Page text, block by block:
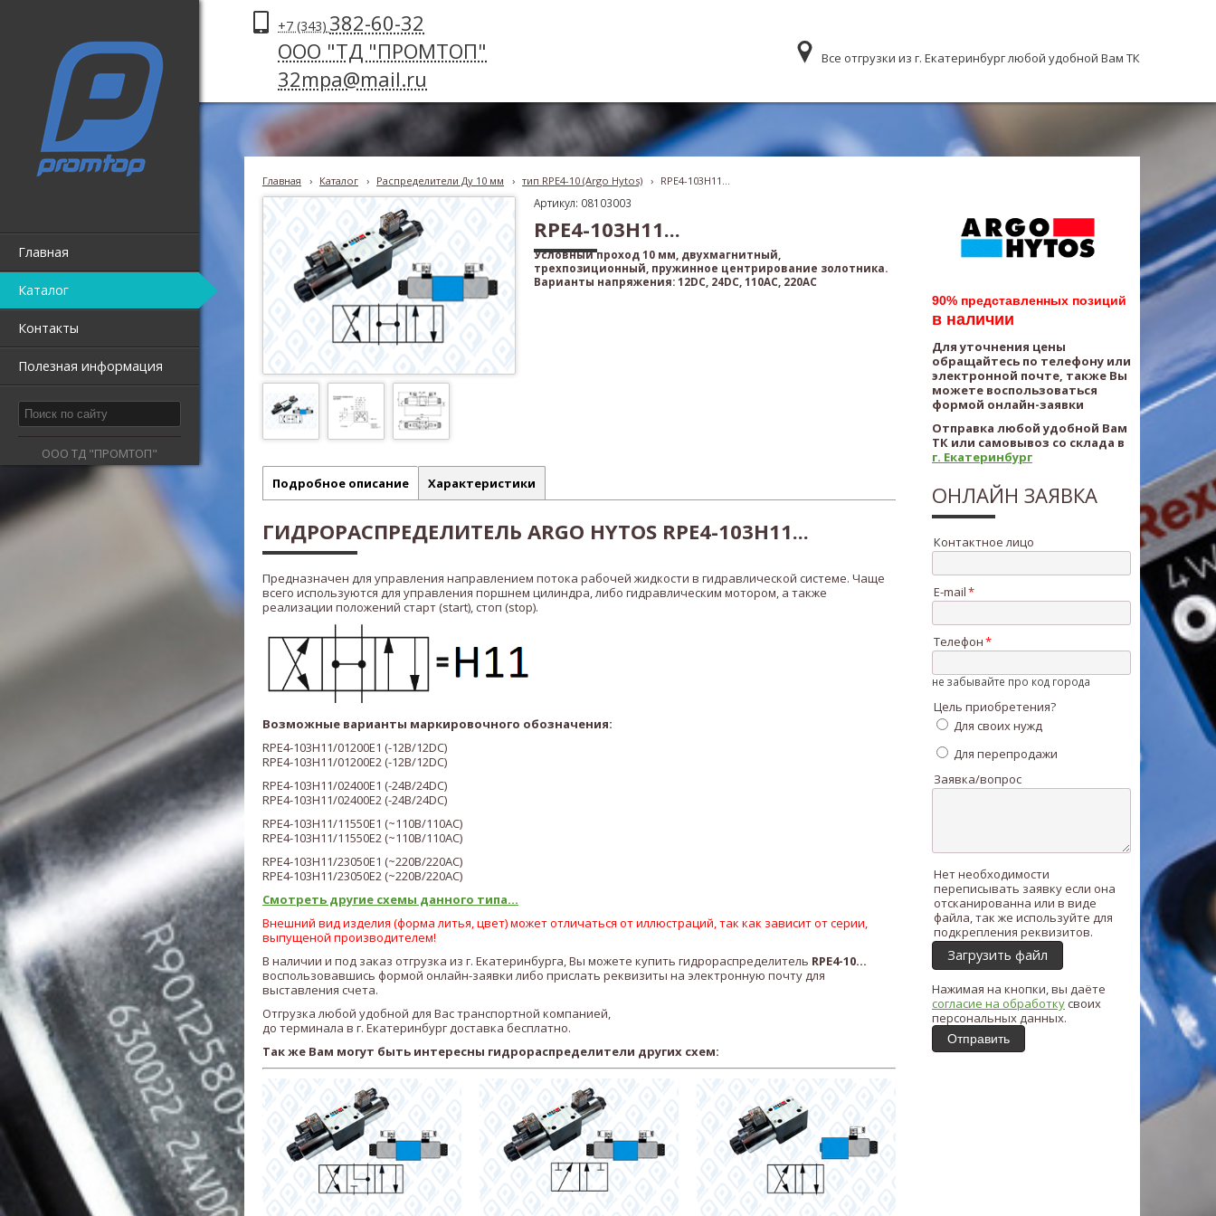
Главная
Каталог
Контакты
Полезная информация
ООО ТД "ПРОМТОП"
+7 (343) 382-60-32
ООО "ТД "ПРОМТОП"
32mpa@mail.ru
Все отгрузки из г. Екатеринбург любой удобной Вам ТК
Главная › Каталог › Распределители Ду 10 мм › тип RPE4-10 (Argo Hytos) › RPE4-103H11...
Артикул: 08103003
RPE4-103H11...
Условный проход 10 мм, двухмагнитный,
трехпозиционный, пружинное центрирование золотника.
Варианты напряжения: 12DC, 24DC, 110AC, 220AC
Подробное описание Характеристики
ГИДРОРАСПРЕДЕЛИТЕЛЬ ARGO HYTOS RPE4-103H11...
Предназначен для управления направлением потока рабочей жидкости в гидравлической системе. Чаще
всего используются для управления поршнем цилиндра, либо гидравлическим мотором, а также
реализации положений старт (start), стоп (stop).
Возможные варианты маркировочного обозначения:
RPE4-103H11/01200E1 (-12В/12DC)
RPE4-103H11/01200E2 (-12В/12DC)
RPE4-103H11/02400E1 (-24В/24DC)
RPE4-103H11/02400E2 (-24В/24DC)
RPE4-103H11/11550E1 (~110В/110AC)
RPE4-103H11/11550E2 (~110В/110AC)
RPE4-103H11/23050E1 (~220В/220AC)
RPE4-103H11/23050E2 (~220В/220AC)
Смотреть другие схемы данного типа...
Внешний вид изделия (форма литья, цвет) может отличаться от иллюстраций, так как зависит от серии,
выпущеной производителем!
В наличии и под заказ отгрузка из г. Екатеринбурга, Вы можете купить гидрораспределитель RPE4-10...
воспользовавшись формой онлайн-заявки либо прислать реквизиты на электронную почту для
выставления счета.
Отгрузка любой удобной для Вас транспортной компанией,
до терминала в г. Екатеринбург доставка бесплатно.
Так же Вам могут быть интересны гидрораспределители других схем:
90% представленных позиций
в наличии
Для уточнения цены
обращайтесь по телефону или
электронной почте, также Вы
можете воспользоваться
формой онлайн-заявки
Отправка любой удобной Вам
ТК или самовывоз со склада в
г. Екатеринбург
ОНЛАЙН ЗАЯВКА
Контактное лицо
E-mail
Телефон
не забывайте про код города
Цель приобретения?
Для своих нужд
Для перепродажи
Заявка/вопрос
Нет необходимости
переписывать заявку если она
отсканированна или в виде
файла, так же используйте для
подкрепления реквизитов.
Загрузить файл
Нажимая на кнопки, вы даёте
согласие на обработкусвоих
персональных данных.
Отправить